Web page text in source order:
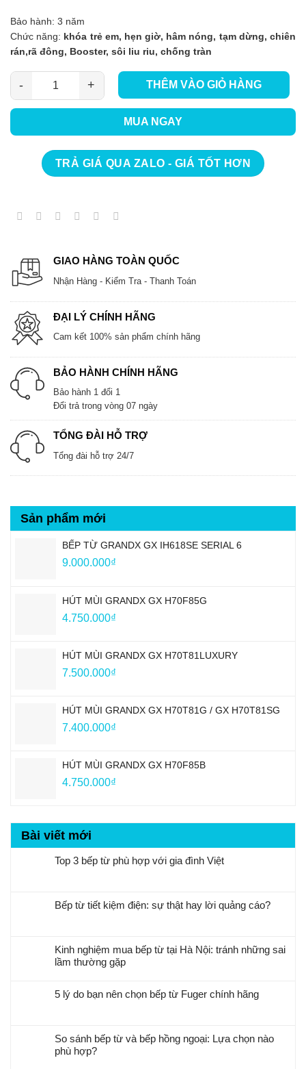
Bảo hành: 3 năm
Chức năng: khóa trẻ em, hẹn giờ, hâm nóng, tạm dừng, chiên
rán,rã đông, Booster, sôi liu riu, chống tràn
Bếp từ đôi BlanC BA 868ID số lượng
THÊM VÀO GIỎ HÀNG
MUA NGAY
TRẢ GIÁ QUA ZALO - GIÁ TỐT HƠN
GIAO HÀNG TOÀN QUỐC
Nhận Hàng - Kiểm Tra - Thanh Toán
ĐẠI LÝ CHÍNH HÃNG
Cam kết 100% sản phẩm chính hãng
BẢO HÀNH CHÍNH HÃNG
Bảo hành 1 đổi 1
Đổi trả trong vòng 07 ngày
TỔNG ĐÀI HỖ TRỢ
Tổng đài hỗ trợ 24/7
Sản phẩm mới
BẾP TỪ GRANDX GX IH618SE SERIAL 6
9.000.000₫
HÚT MÙI GRANDX GX H70F85G
4.750.000₫
HÚT MÙI GRANDX GX H70T81LUXURY
7.500.000₫
HÚT MÙI GRANDX GX H70T81G / GX H70T81SG
7.400.000₫
HÚT MÙI GRANDX GX H70F85B
4.750.000₫
Bài viết mới
Top 3 bếp từ phù hợp với gia đình Việt
Bếp từ tiết kiệm điện: sự thật hay lời quảng cáo?
Kinh nghiệm mua bếp từ tại Hà Nội: tránh những sai
lầm thường gặp
5 lý do bạn nên chọn bếp từ Fuger chính hãng
So sánh bếp từ và bếp hồng ngoại: Lựa chọn nào
phù hợp?